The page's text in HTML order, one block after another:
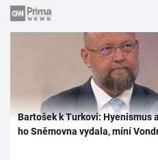
Bartošek k Turkovi: Hyenismus
ho Sněmovna vydala, míní